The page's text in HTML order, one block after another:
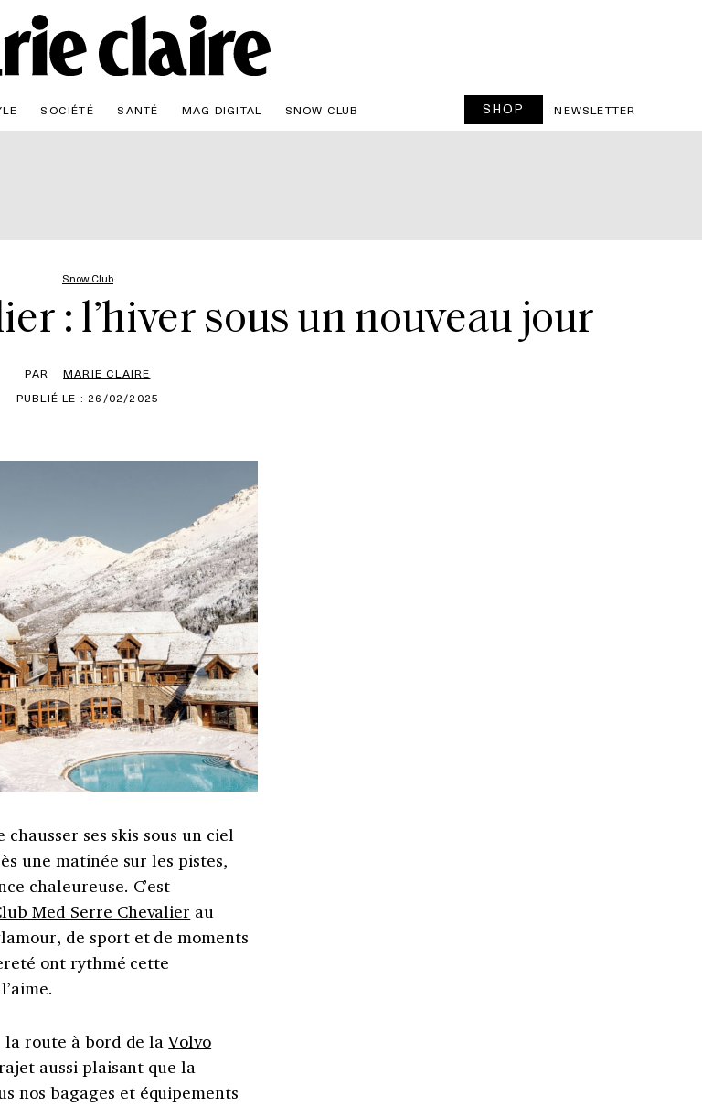
SOCIÉTÉ SANTÉ MAG DIGITAL SNOW CLUB SHOP NEWSLETTER
Snow Club
: l’hiver sous un nouveau jour
PAR
MARIE CLAIRE
PUBLIÉ LE : 26/02/2025
chausser ses skis sous un ciel
une matinée sur les pistes,
chaleureuse. C’est
Med Serre Chevalier au
de sport et de moments
ont rythmé cette
la route à bord de laVolvo
aussi plaisant que la
nos bagages et équipements